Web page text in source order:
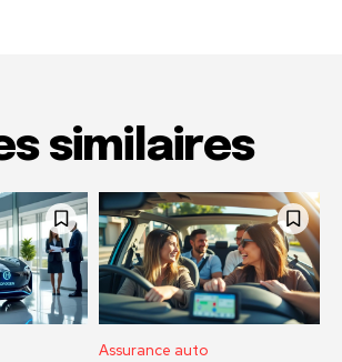
similaires
Assurance auto